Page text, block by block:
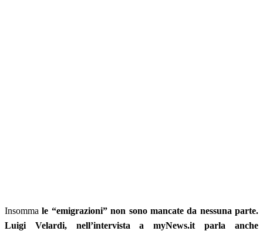
Insommale “emigrazioni” non sono mancate da nessuna parte.
Luigi Velardi, nell’intervista a myNews.it parla anche